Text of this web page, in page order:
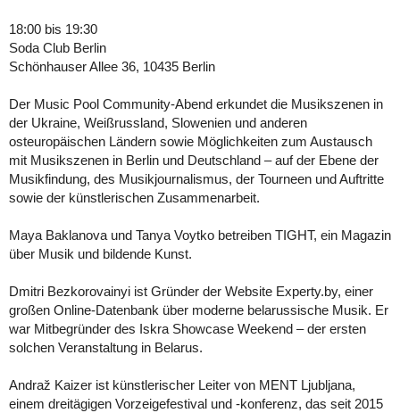
18:00 bis 19:30
Soda Club Berlin
Schönhauser Allee 36, 10435 Berlin
Der Music Pool Community-Abend erkundet die Musikszenen in
der Ukraine, Weißrussland, Slowenien und anderen
osteuropäischen Ländern sowie Möglichkeiten zum Austausch
mit Musikszenen in Berlin und Deutschland – auf der Ebene der
Musikfindung, des Musikjournalismus, der Tourneen und Auftritte
sowie der künstlerischen Zusammenarbeit.
Maya Baklanova und Tanya Voytko betreiben TIGHT, ein Magazin
über Musik und bildende Kunst.
Dmitri Bezkorovainyi ist Gründer der Website Experty.by, einer
großen Online-Datenbank über moderne belarussische Musik. Er
war Mitbegründer des Iskra Showcase Weekend – der ersten
solchen Veranstaltung in Belarus.
Andraž Kaizer ist künstlerischer Leiter von MENT Ljubljana,
einem dreitägigen Vorzeigefestival und -konferenz, das seit 2015